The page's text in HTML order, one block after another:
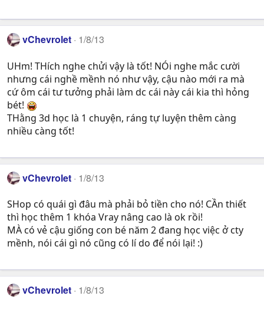
vChevrolet 1/8/13
UHm! THích nghe chửi vậy là tốt! NÓi nghe mắc cười
nhưng cái nghề mềnh nó như vậy, cậu nào mới ra mà
cứ ôm cái tư tưởng phải làm dc cái này cái kia thì hỏng
bét!
THằng 3d học là 1 chuyện, ráng tự luyện thêm càng
nhiều càng tốt!
vChevrolet 1/8/13
SHop có quái gì đâu mà phải bỏ tiền cho nó! CẦn thiết
thì học thêm 1 khóa Vray nâng cao là ok rồi!
MÀ có vẻ cậu giống con bé năm 2 đang học việc ở cty
mềnh, nói cái gì nó cũng có lí do để nói lại! :)
vChevrolet 1/8/13